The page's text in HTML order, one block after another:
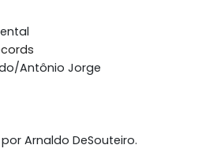
Antônio Jorge
Arnaldo DeSouteiro.